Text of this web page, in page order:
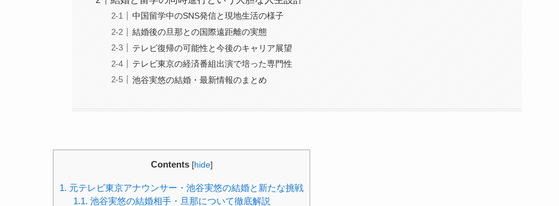
中国留学中のSNS発信と現地生活の様子
結婚後の旦那との国際遠距離の実態
テレビ復帰の可能性と今後のキャリア展望
テレビ東京の経済番組出演で培った専門性
池谷実悠の結婚・最新情報のまとめ
Contents [hide]
1. 元テレビ東京アナウンサー・池谷実悠の結婚と新たな挑戦
1.1. 池谷実悠の結婚相手・旦那について徹底解説